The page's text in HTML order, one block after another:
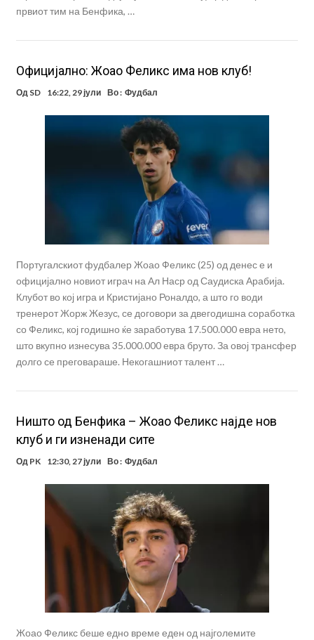
првиот тим на Бенфика, …
Oфицијално: Жоао Феликс има нов клуб!
Од SD 16:22, 29 јули Во : Фудбал
Португалскиот фудбалер Жоао Феликс (25) од денес е и
официјално новиот играч на Ал Наср од Саудиска Арабија.
Клубот во кој игра и Кристијано Роналдо, а што го води
тренерот Жорж Жезус, се договори за двегодишна соработка
со Феликс, кој годишно ќе заработува 17.500.000 евра нето,
што вкупно изнесува 35.000.000 евра бруто. За овој трансфер
долго се преговараше. Некогашниот талент …
Ништо од Бенфика – Жоао Феликс најде нов
клуб и ги изненади сите
Од PK 12:30, 27 јули Во : Фудбал
Жоао Феликс беше едно време еден од најголемите